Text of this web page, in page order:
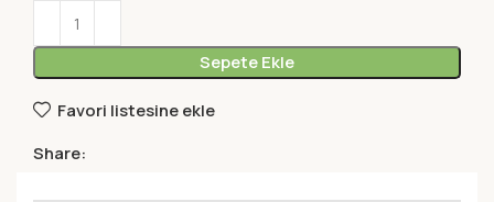
Sepete Ekle
Favori listesine ekle
Share: